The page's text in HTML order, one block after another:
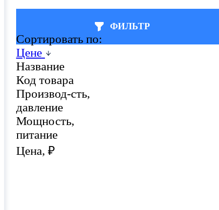
ФИЛЬТР
Сортировать по:
Цене
Название
Код товара
Производ-сть,
давление
Мощность,
питание
Цена, ₽